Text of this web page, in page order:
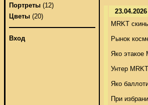
Портреты (12)
Цветы (20)
Вход
MRKT
Рынок
Яко этакое
Унтер
Яко
При